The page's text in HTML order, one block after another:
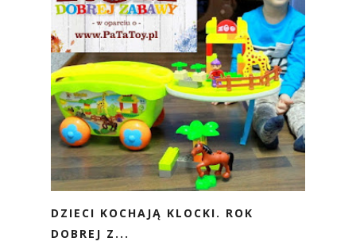
DZIECI KOCHAJĄ KLOCKI. ROK
DOBREJ Z...